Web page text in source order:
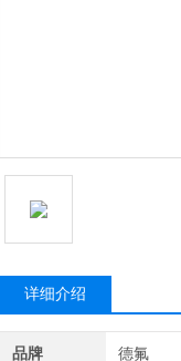
详细介绍
品牌 德氟